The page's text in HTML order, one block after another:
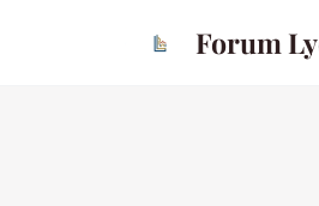
Forum